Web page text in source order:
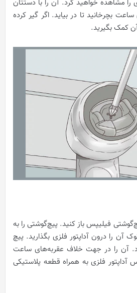
مشاهده خواهید کرد. آن را با دستتان
بچرخانید تا در بیاید. اگر گیر کرده
آن کمک بگیرید.
فیلیپس باز کنید. پیچ‌گوشتی را به
آن را درون آداپتور فلزی بگذارید. پیچ
آن را در جهت خلاف عقربه‌های ساعت
آداپتور فلزی به همراه قطعه پلاستیکی